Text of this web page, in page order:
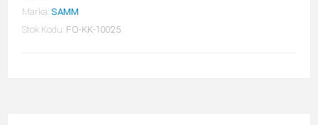
Marka: SAMM
Stok Kodu: FO-KK-10025